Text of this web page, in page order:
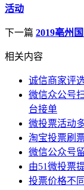
活动
下一篇 2019亳州
相关内容
诚信商家评
微信众公号
台接单
微投票活动
淘宝投票刷
微信公众号
由51微投票
投票价格不